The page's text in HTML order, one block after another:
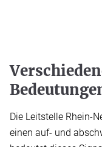
Die Leitstelle Rhein-
einen auf- und